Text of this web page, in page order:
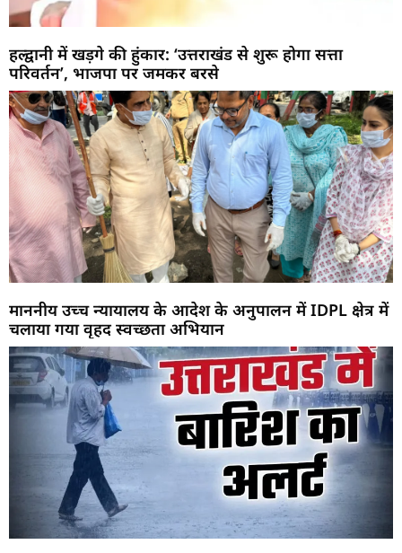
हल्द्वानी में खड़गे की हुंकार: ‘उत्तराखंड से शुरू होगा सत्ता
परिवर्तन’, भाजपा पर जमकर बरसे
माननीय उच्च न्यायालय के आदेश के अनुपालन में IDPL क्षेत्र में
चलाया गया वृहद स्वच्छता अभियान